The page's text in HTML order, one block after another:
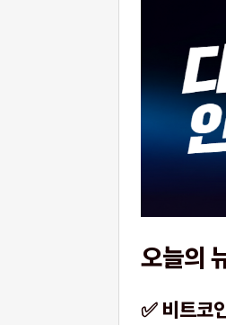
오늘의
✅ 비트코